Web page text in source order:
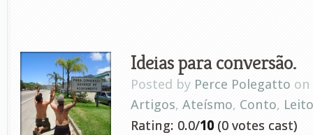
Ideias para conversão.
Posted by Perce Polegatto on
Artigos, Ateísmo, Conto,
Rating: 0.0/10 (0 votes cast)